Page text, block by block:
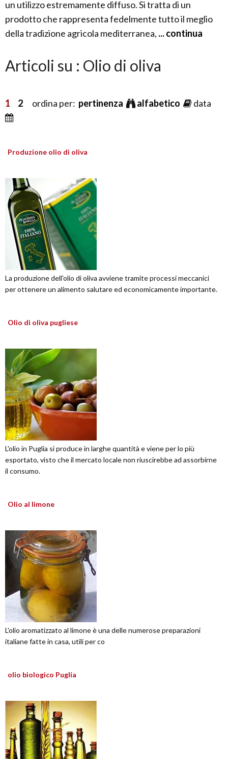
un utilizzo estremamente diffuso. Si tratta di un
prodotto che rappresenta fedelmente tutto il meglio
della tradizione agricola mediterranea, ... continua
Articoli su : Olio di oliva
1 2 ordina per: pertinenza alfabetico data
Produzione olio di oliva
La produzione dell'olio di oliva avviene tramite processi meccanici
per ottenere un alimento salutare ed economicamente importante.
Olio di oliva pugliese
L'olio in Puglia si produce in larghe quantità e viene per lo più
esportato, visto che il mercato locale non riuscirebbe ad assorbirne
il consumo.
Olio al limone
L'olio aromatizzato al limone è una delle numerose preparazioni
italiane fatte in casa, utili per co
olio biologico Puglia